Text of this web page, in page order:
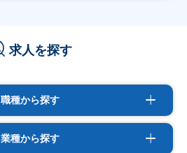
求人を探す
職種から探す
業種から探す